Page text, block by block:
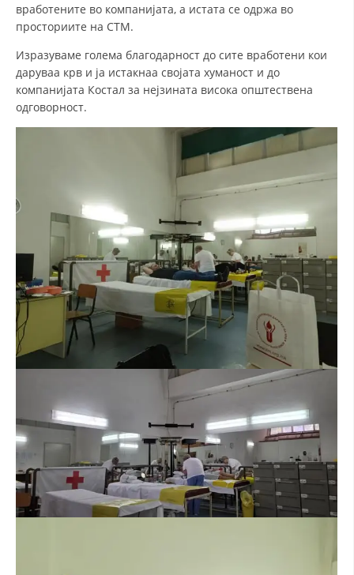
ЗАКОН ЗА ЦКРМ
ОРГАНИЗАЦИЈА И РАЗВОЈ
РАКОВОДЕН ОДБОР
СОБРАНИЕ
СТРУКТУРА И ОРГАНИЗАЦИОНА ПОСТАВЕНОСТ
ДИСЕМИНАЦИЈА
MЕЃУНАРОДНО ХУМАНИТАРНО ПРАВО
ПРОМОЦИЈА НА ХУМАНИ ВРЕДНОСТИ
УПОТРЕБА И ЗАШТИТА НА АМБЛЕМОТ
СОЦИЈАЛНО ХУМАНИТАРНА ДЕЈНОСТ
КАКО ДА ДОНИРАТЕ
ПОДГОТВЕНОСТ И ДЕЈСТВО ПРИ КАТАСТРОФИ
ТИМОВИ НА ООЦК ОХРИД
ПРОЕКТИ – ПОДГОТВЕНОСТ И ДЕЈСТВУВАЊЕ ПРИ КАТАСТРОФИ
вработените во компанијата, а истата се одржа во
просториите на СТМ.
Изразуваме голема благодарност до сите вработени кои
даруваа крв и ја истакнаа својата хуманост и до
компанијата Костал за нејзината висока општествена
одговорност.